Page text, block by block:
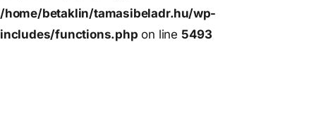
/home/betaklin/tamasibeladr.hu/wp-
includes/functions.php on line 5493